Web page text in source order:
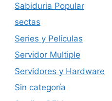
Sabiduria Popular
sectas
Series y Películas
Servidor Multiple
Servidores y Hardware
Sin categoría